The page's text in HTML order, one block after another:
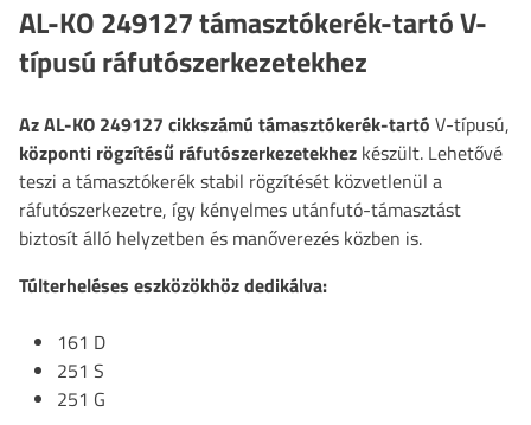
AL-KO 249127 támasztókerék-tartó V-
típusú ráfutószerkezetekhez
Az AL-KO 249127 cikkszámú támasztókerék-tartó V-típusú,
központi rögzítésű ráfutószerkezetekhez készült. Lehetővé
teszi a támasztókerék stabil rögzítését közvetlenül a
ráfutószerkezetre, így kényelmes utánfutó-támasztást
biztosít álló helyzetben és manőverezés közben is.
Túlterheléses eszközökhöz dedikálva:
161 D
251 S
251 G